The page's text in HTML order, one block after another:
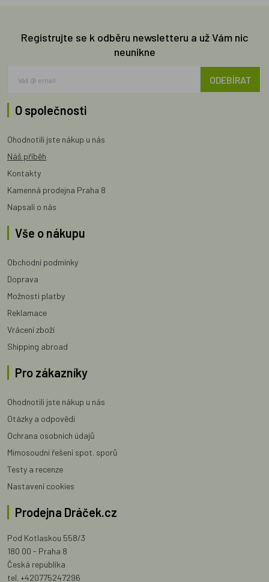
Registrujte se k odběru newsletteru a už Vám nic
neunikne
ODEBÍRAT
O společnosti
Ohodnotili jste nákup u nás
Náš příběh
Kontakty
Kamenná prodejna Praha 8
Napsali o nás
Vše o nákupu
Obchodní podmínky
Doprava
Možnosti platby
Reklamace
Vrácení zboží
Shipping abroad
Pro zákazníky
Ohodnotili jste nákup u nás
Otázky a odpovědi
Ochrana osobních údajů
Mimosoudní řešení spot. sporů
Testy a recenze
Nastavení cookies
Prodejna Dráček.cz
Pod Kotlaskou 558/3
180 00 - Praha 8
Česká republika
tel. +420775247296